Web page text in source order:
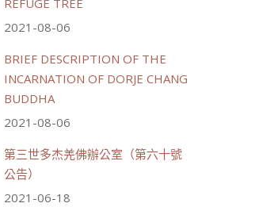
REFUGE TREE
2021-08-06
BRIEF DESCRIPTION OF THE
INCARNATION OF DORJE CHANG
BUDDHA
2021-08-06
第三世多杰羌佛辦公室（第六十號
公告）
2021-06-18